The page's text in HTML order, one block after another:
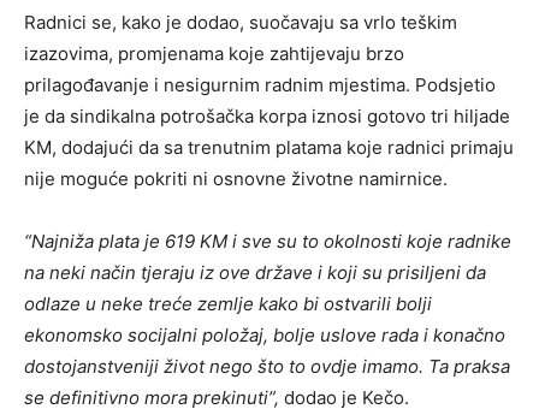
Radnici se, kako je dodao, suočavaju sa vrlo teškim
izazovima, promjenama koje zahtijevaju brzo
prilagođavanje i nesigurnim radnim mjestima. Podsjetio
je da sindikalna potrošačka korpa iznosi gotovo tri hiljade
KM, dodajući da sa trenutnim platama koje radnici primaju
nije moguće pokriti ni osnovne životne namirnice.
“Najniža plata je 619 KM i sve su to okolnosti koje radnike
na neki način tjeraju iz ove države i koji su prisiljeni da
odlaze u neke treće zemlje kako bi ostvarili bolji
ekonomsko socijalni položaj, bolje uslove rada i konačno
dostojanstveniji život nego što to ovdje imamo. Ta praksa
se definitivno mora prekinuti”, dodao je Kečo.